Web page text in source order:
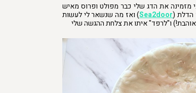
מזמינה את הדג שלי כבר מפולט ופרוס מאיש
הדלת (Sea2door) ואז מה שנשאר לי לעשות
ו"לרפד" איתו את צלחת ההגשה שלי